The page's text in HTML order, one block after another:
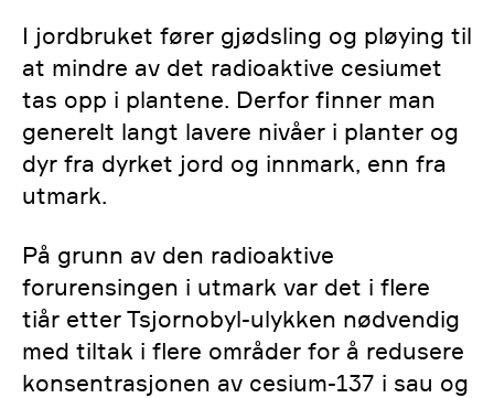
I jordbruket fører gjødsling og pløying til
at mindre av det radioaktive cesiumet
tas opp i plantene. Derfor finner man
generelt langt lavere nivåer i planter og
dyr fra dyrket jord og innmark, enn fra
utmark.
På grunn av den radioaktive
forurensingen i utmark var det i flere
tiår etter Tsjornobyl-ulykken nødvendig
med tiltak i flere områder for å redusere
konsentrasjonen av cesium-137 i sau og